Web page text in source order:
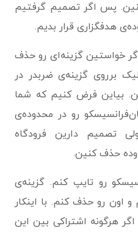
پس اگر تصمیم گرفتیم
هدفگزاری قرار بدیم.
خواستین گزینه‌ای رو حذف
برروی گزینه‌ی ضربدر در
بیاین فرض کنیم که شما
رو در محدوده‌ی
تصمیم دارین فرودگاه
حذف کنین.
رو تایپ کنم. گزینه‌ی
و اون رو حذف کنم. با اینکار
هرگونه اشتراکی بین این